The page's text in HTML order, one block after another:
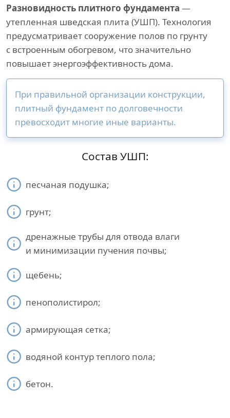
Разновидность плитного фундамента —
утепленная шведская плита (УШП). Технология
предусматривает сооружение полов по грунту
с встроенным обогревом, что значительно
повышает энергоэффективность дома.
При правильной организации конструкции,
плитный фундамент по долговечности
превосходит многие иные варианты.
Состав УШП:
песчаная подушка;
грунт;
дренажные трубы для отвода влаги
и минимизации пучения почвы;
щебень;
пенополистирол;
армирующая сетка;
водяной контур теплого пола;
бетон.